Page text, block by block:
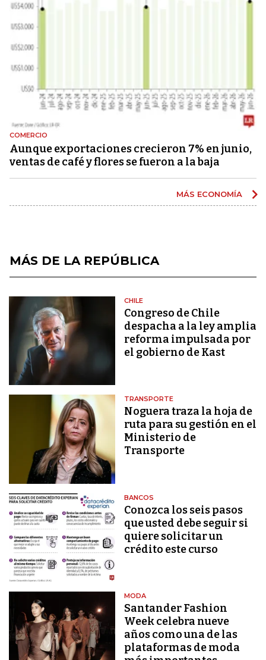
COMERCIO
Aunque exportaciones crecieron 7% en junio,
ventas de café y flores se fueron a la baja
MÁS ECONOMÍA
MÁS DE LA REPÚBLICA
CHILE
Congreso de Chile
despacha a la ley amplia
reforma impulsada por
el gobierno de Kast
TRANSPORTE
Noguera traza la hoja de
ruta para su gestión en el
Ministerio de
Transporte
BANCOS
Conozca los seis pasos
que usted debe seguir si
quiere solicitar un
crédito este curso
MODA
Santander Fashion
Week celebra nueve
años como una de las
plataformas de moda